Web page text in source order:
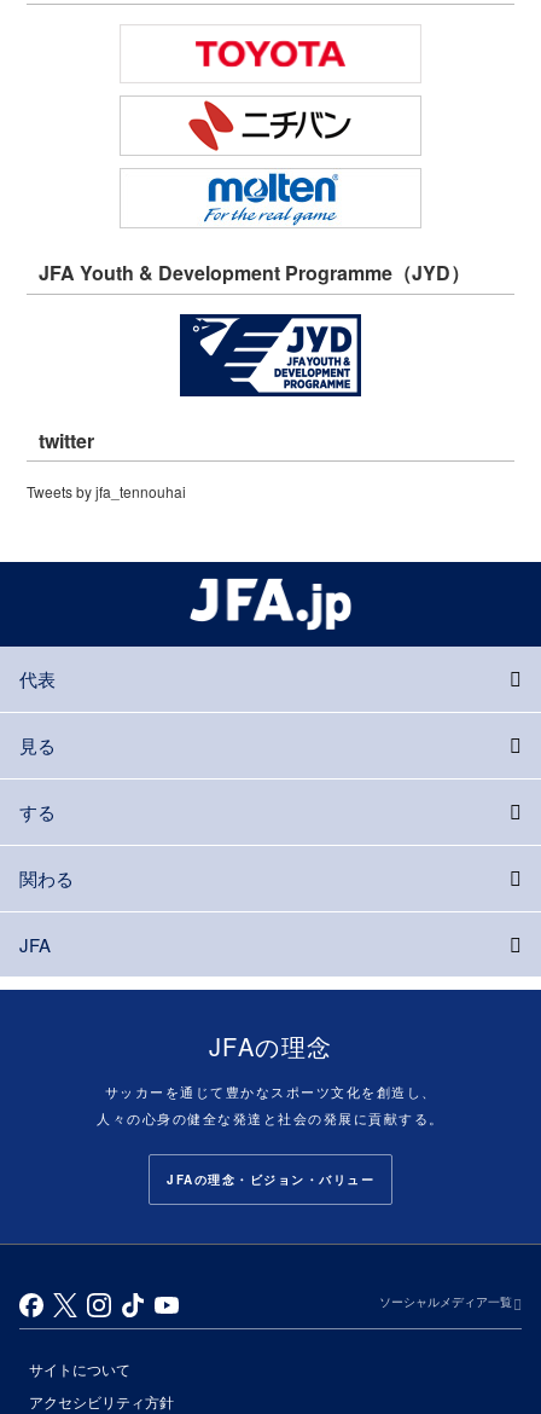
JFA Youth & Development Programme（JYD）
twitter
Tweets by jfa_tennouhai
代表
見る
する
関わる
JFA
JFAの理念
サッカーを通じて豊かなスポーツ文化を創造し、
人々の心身の健全な発達と社会の発展に貢献する。
JFAの理念・ビジョン・バリュー
ソーシャルメディア一覧
サイトについて
アクセシビリティ方針